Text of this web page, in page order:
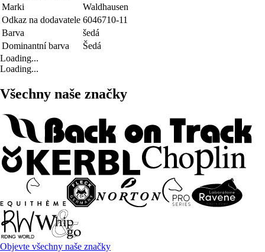
Marki
Waldhausen
Odkaz na dodavatele 6046710-11
Barva
šedá
Dominantní barva
Šedá
Loading...
Loading...
Všechny naše značky
Objevte všechny naše značky